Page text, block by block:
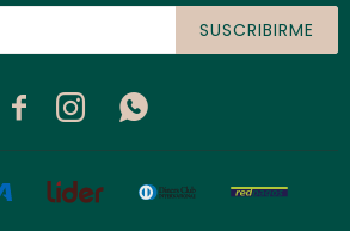
SUSCRIBIRME
  